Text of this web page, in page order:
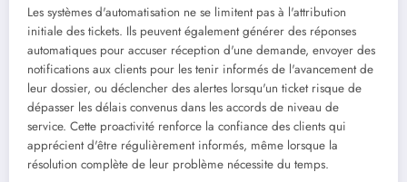
Les systèmes d'automatisation ne se limitent pas à l'attribution
initiale des tickets. Ils peuvent également générer des réponses
automatiques pour accuser réception d'une demande, envoyer des
notifications aux clients pour les tenir informés de l'avancement de
leur dossier, ou déclencher des alertes lorsqu'un ticket risque de
dépasser les délais convenus dans les accords de niveau de
service. Cette proactivité renforce la confiance des clients qui
apprécient d'être régulièrement informés, même lorsque la
résolution complète de leur problème nécessite du temps.